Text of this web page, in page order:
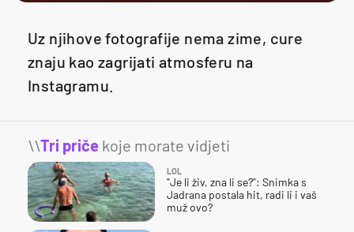
Uz njihove fotografije nema zime, cure
znaju kao zagrijati atmosferu na
Instagramu.
\\Tri priče koje morate vidjeti
LOL
"Je li živ, zna li se?": Snimka s
Jadrana postala hit, radi li i vaš
muž ovo?